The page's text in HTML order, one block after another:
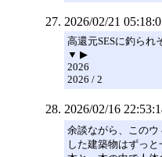
2026/02/21
高還元SESに釣られ
▼ ▶
2026
2026 / 2
2026/02/16
余談ながら、この
した建築物はずっ